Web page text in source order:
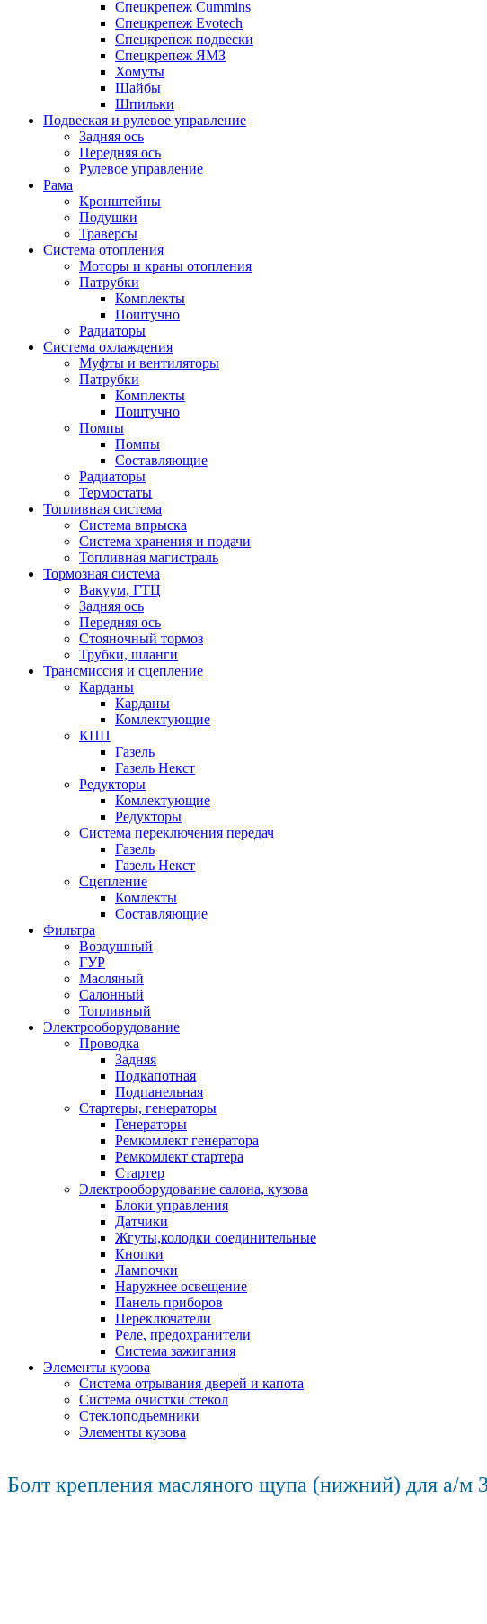
Спецкрепеж Cummins
Спецкрепеж Evotech
Спецкрепеж подвески
Спецкрепеж ЯМЗ
Хомуты
Шайбы
Шпильки
Подвеская и рулевое управление
Задняя ось
Передняя ось
Рулевое управление
Рама
Кронштейны
Подушки
Траверсы
Система отопления
Моторы и краны отопления
Патрубки
Комплекты
Поштучно
Радиаторы
Система охлаждения
Муфты и вентиляторы
Патрубки
Комплекты
Поштучно
Помпы
Помпы
Составляющие
Радиаторы
Термостаты
Топливная система
Система впрыска
Система хранения и подачи
Топливная магистраль
Тормозная система
Вакуум, ГТЦ
Задняя ось
Передняя ось
Стояночный тормоз
Трубки, шланги
Трансмиссия и сцепление
Карданы
Карданы
Комлектующие
КПП
Газель
Газель Некст
Редукторы
Комлектующие
Редукторы
Система переключения передач
Газель
Газель Некст
Сцепление
Комлекты
Составляющие
Фильтра
Воздушный
ГУР
Масляный
Салонный
Топливный
Электрооборудование
Проводка
Задняя
Подкапотная
Подпанельная
Стартеры, генераторы
Генераторы
Ремкомлект генератора
Ремкомлект стартера
Стартер
Электрооборудование салона, кузова
Блоки управления
Датчики
Жгуты,колодки соединительные
Кнопки
Лампочки
Наружнее освещение
Панель приборов
Переключатели
Реле, предохранители
Система зажигания
Элементы кузова
Система отрывания дверей и капота
Система очистки стекол
Стеклоподъемники
Элементы кузова
Болт крепления масляного щупа (нижний) для а/м